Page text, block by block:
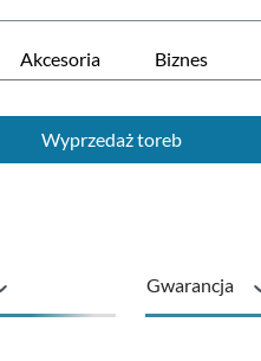
Akcesoria Biznes
Wyprzedaż toreb
Gwarancja